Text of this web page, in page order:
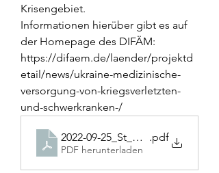
Krisengebiet.
Informationen hierüber gibt es auf
der Homepage des DIFÄM:
https://difaem.de/laender/projektd
etail/news/ukraine-medizinische-
versorgung-von-kriegsverletzten-
und-schwerkranken-/
2022-09-25_St_Michael Plakat 16-
.pdf
PDF herunterladen